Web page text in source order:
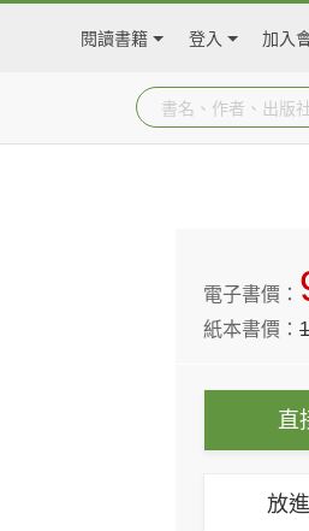
閱讀書籍 登入 加入
電子書價：
紙本書價：
直
放